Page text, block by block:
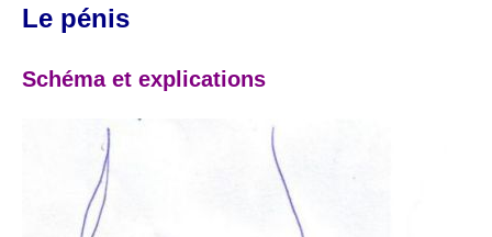
Le pénis
Schéma et explications